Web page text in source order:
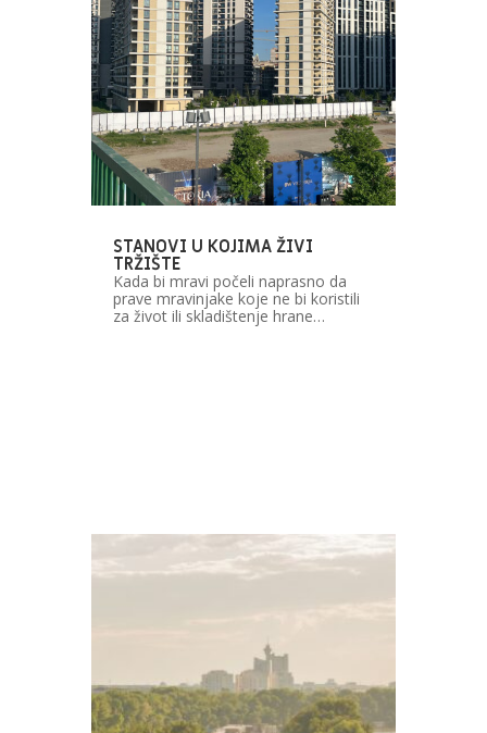
STANOVI U KOJIMA ŽIVI
TRŽIŠTE
Kada bi mravi počeli naprasno da
prave mravinjake koje ne bi koristili
za život ili skladištenje hrane…